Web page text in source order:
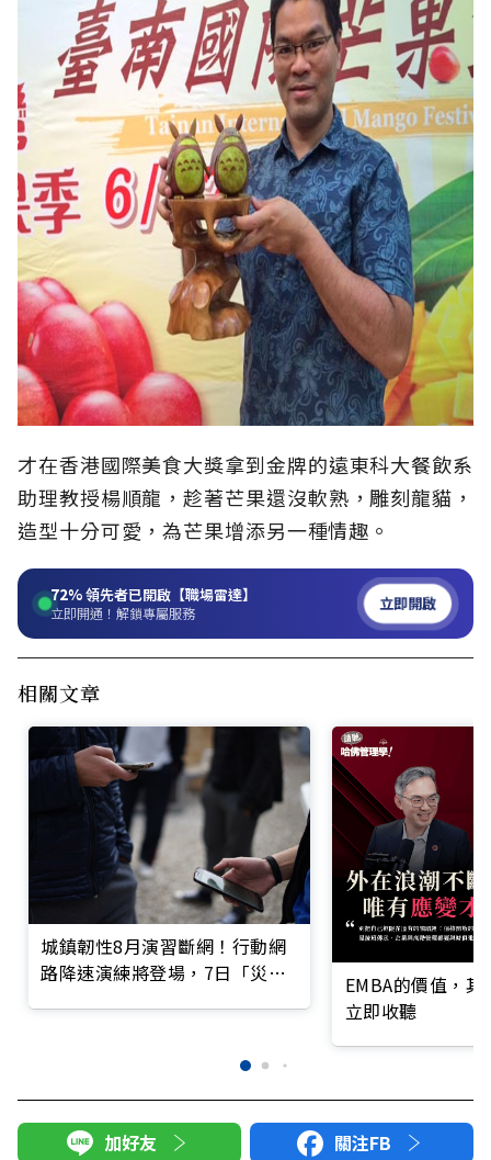
才在香港國際美食大獎拿到金牌的遠東科大餐飲系
助理教授楊順龍，趁著芒果還沒軟熟，雕刻龍貓，
造型十分可愛，為芒果增添另一種情趣。
72%領先者已開啟【職場雷達】
立即開通！解鎖專屬服務 立即開啟
相關文章
城鎮韌性8月演習斷網！行動網
路降速演練將登場，7日「災防
EMBA的價值，
立即收聽
加好友 關注FB